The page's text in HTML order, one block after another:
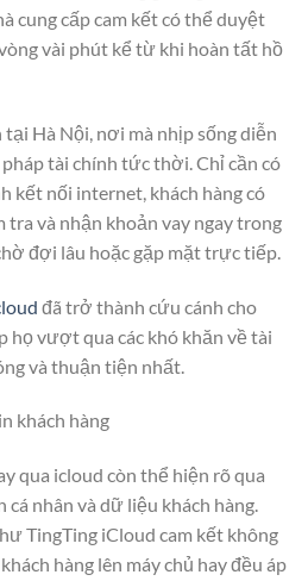
cung cấp cam kết có thể duyệt
vài phút kể từ khi hoàn tất hồ
Hà Nội, nơi mà nhịp sống diễn
pháp tài chính tức thời. Chỉ cần có
kết nối internet, khách hàng có
tra và nhận khoản vay ngay trong
đợi lâu hoặc gặp mặt trực tiếp.
đã trở thành cứu cánh cho
họ vượt qua các khó khăn về tài
và thuận tiện nhất.
khách hàng
qua icloud còn thể hiện rõ qua
nhân và dữ liệu khách hàng.
TingTing iCloud cam kết không
hàng lên máy chủ hay đều áp